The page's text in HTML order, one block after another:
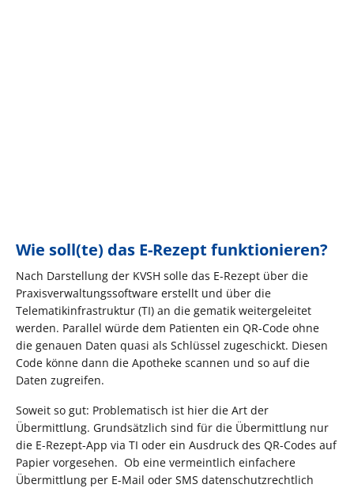
Wie soll(te) das E-Rezept funktionieren?
Nach Darstellung der KVSH solle das E-Rezept über die
Praxisverwaltungssoftware erstellt und über die
Telematikinfrastruktur (TI) an die gematik weitergeleitet
werden. Parallel würde dem Patienten ein QR-Code ohne
die genauen Daten quasi als Schlüssel zugeschickt. Diesen
Code könne dann die Apotheke scannen und so auf die
Daten zugreifen.
Soweit so gut: Problematisch ist hier die Art der
Übermittlung. Grundsätzlich sind für die Übermittlung nur
die E-Rezept-App via TI oder ein Ausdruck des QR-Codes auf
Papier vorgesehen. Ob eine vermeintlich einfachere
Übermittlung per E-Mail oder SMS datenschutzrechtlich